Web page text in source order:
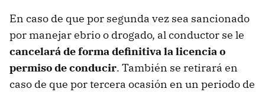
En caso de que por segunda vez sea sancionado
por manejar ebrio o drogado, al conductor se le
cancelará de forma definitiva la licencia o
permiso de conducir. También se retirará en
caso de que por tercera ocasión en un periodo de